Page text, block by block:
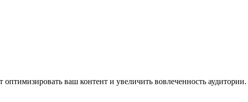
ваш контент и увеличить вовлеченность аудитории.